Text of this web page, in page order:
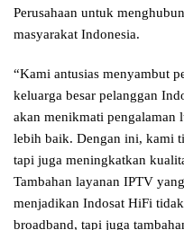
Perusahaan untuk
masyarakat Indonesia.
“Kami antusias menyambut
keluarga besar pelanggan
akan menikmati pengalaman
lebih baik. Dengan ini, kami
tapi juga meningkatkan
Tambahan layanan IPTV
menjadikan Indosat HiFi
broadband, tapi juga